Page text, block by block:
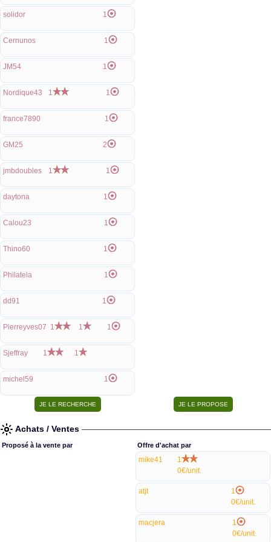
solidor 1
Cernunos 1
JM54 1
Nordique43 1 1
france7890 1
GM25 2
jmbdoubles 1 1
daytona 1
Calou23 1
Thino60 1
Philatela 1
dd91 1
Pierreyves07 1 1 1
Sjeffray 1 1
michel59 1
Achats / Ventes
Proposé à la vente par Offre d'achat par
mike41
1
0€/unit.
atjt
1
0€/unit.
macjera
1
0€/unit.